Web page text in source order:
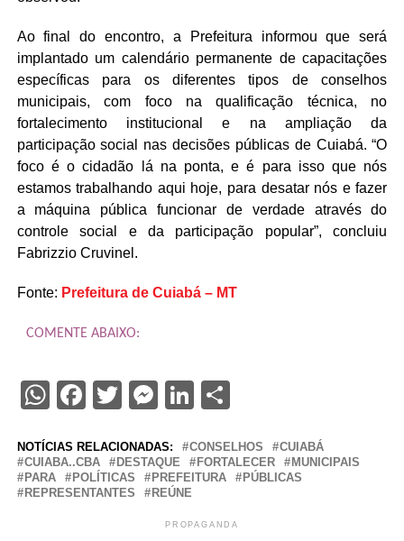
Ao final do encontro, a Prefeitura informou que será
implantado um calendário permanente de capacitações
específicas para os diferentes tipos de conselhos
municipais, com foco na qualificação técnica, no
fortalecimento institucional e na ampliação da
participação social nas decisões públicas de Cuiabá. “O
foco é o cidadão lá na ponta, e é para isso que nós
estamos trabalhando aqui hoje, para desatar nós e fazer
a máquina pública funcionar de verdade através do
controle social e da participação popular”, concluiu
Fabrizzio Cruvinel.
Fonte: Prefeitura de Cuiabá – MT
COMENTE ABAIXO:
WhatsApp
Facebook
Twitter
Messenger
LinkedIn
Share
NOTÍCIAS RELACIONADAS: CONSELHOS
CUIABÁ
CUIABA..CBA
DESTAQUE FORTALECER
MUNICIPAIS
PARA
POLÍTICAS PREFEITURA
PÚBLICAS
REPRESENTANTES
REÚNE
PROPAGANDA